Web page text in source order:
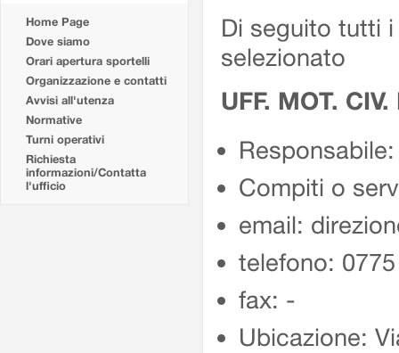
Home Page
Dove siamo
Orari apertura sportelli
Organizzazione e contatti
Avvisi all'utenza
Normative
Turni operativi
Richiesta
informazioni/Contatta
l'ufficio
Di seguito tutti
selezionato
UFF. MOT.
Compiti o
email:
telefono:
fax: -
Ubicazione: